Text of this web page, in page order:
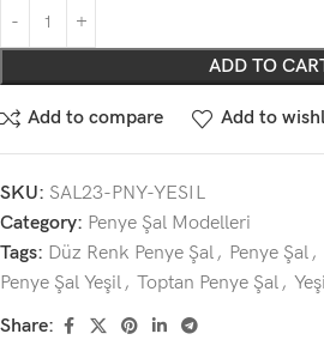
ADD TO
Add to compare Add to
SKU: SAL23-PNY-YESIL
Category: Penye Şal Modelleri
Tags: Düz Renk Penye Şal , Penye Şal ,
Penye Şal Yeşil , Toptan Penye Şal ,
Share: